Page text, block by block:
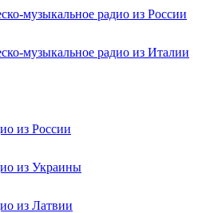
музыкальное радио из России
музыкальное радио из Италии
из России
из Украины
из Латвии